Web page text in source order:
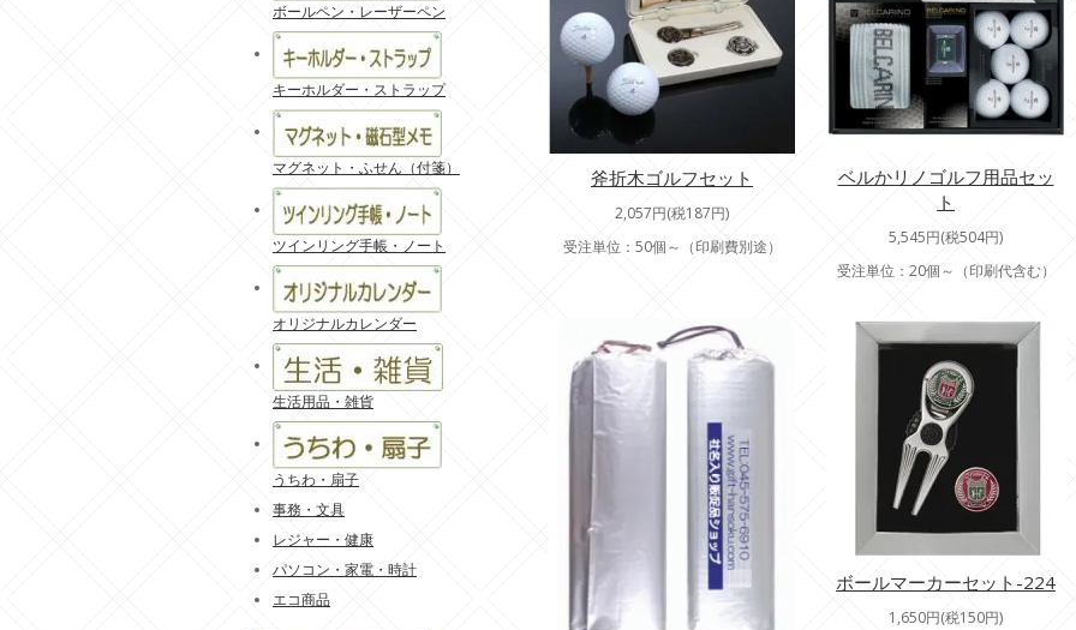
斧折木ゴルフセット
2,057円(税187円)
受注単位：50個～（印刷費別途）
ベルかリノゴルフ用品セッ
ト
5,545円(税504円)
受注単位：20個～（印刷代含む）
ボールマーカーセット-224
1,650円(税150円)
ボールペン・レーザーペン
キーホルダー・ストラップ
マグネット・ふせん（付箋）
ツインリング手帳・ノート
オリジナルカレンダー
生活用品・雑貨
うちわ・扇子
事務・文具
レジャー・健康
パソコン・家電・時計
エコ商品